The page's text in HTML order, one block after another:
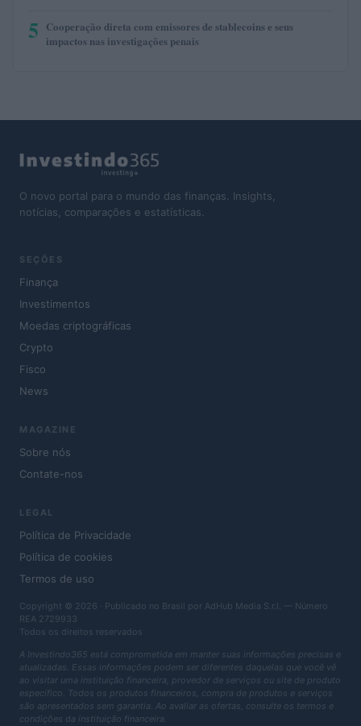
5 Cooperação direta com emissores de stablecoins e seus
impactos nas investigações penais
O novo portal para o mundo das finanças. Insights,
notícias, comparações e estatísticas.
SEÇÕES
Finança
Investimentos
Moedas criptográficas
Crypto
Fisco
News
MAGAZINE
Sobre nós
Contate-nos
LEGAL
Política de Privacidade
Política de cookies
Termos de uso
Copyright © 2026 · Publicado no Brasil por AdHub Media S.r.l. — Número
REA 2729933
Todos os direitos reservados
A Investindo365 está comprometida em manter suas informações precisas e
atualizadas. Essas informações podem ser diferentes daquelas que você vê
ao visitar uma instituição financeira, provedor de serviços ou site de produto
específico. Todos os produtos financeiros, compra de produtos e serviços
são apresentados sem garantia. Ao avaliar as ofertas, consulte os termos e
condições da instituição financeira.